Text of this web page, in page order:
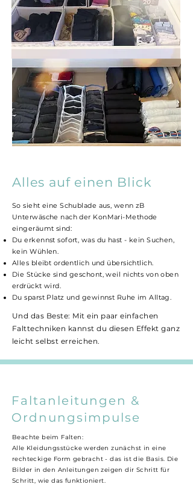
Alles auf einen Blick
So sieht eine Schublade aus, wenn zB
Unterwäsche nach der KonMari-Methode
eingeräumt sind:
Du erkennst sofort, was du hast - kein Suchen,
kein Wühlen.
Alles bleibt ordentlich und übersichtlich.
Die Stücke sind geschont, weil nichts von oben
erdrückt wird.
Du sparst Platz und gewinnst Ruhe im Alltag.
Und das Beste: Mit ein paar einfachen
Falttechniken kannst du diesen Effekt ganz
leicht selbst erreichen.
Faltanleitungen &
Ordnungsimpulse
Beachte beim Falten:
Alle Kleidungsstücke werden zunächst in eine
rechteckige Form gebracht - das ist die Basis. Die
Bilder in den Anleitungen zeigen dir Schritt für
Schritt, wie das funktioniert.